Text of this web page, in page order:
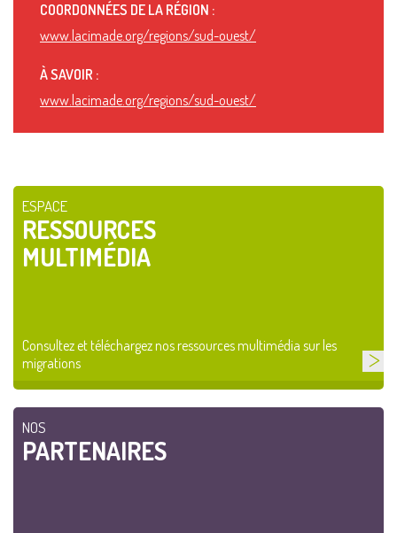
COORDONNÉES DE LA RÉGION :
www.lacimade.org/regions/sud-ouest/
À SAVOIR :
www.lacimade.org/regions/sud-ouest/
ESPACE
RESSOURCES
MULTIMÉDIA
Consultez et téléchargez nos ressources multimédia sur les
migrations
NOS
PARTENAIRES